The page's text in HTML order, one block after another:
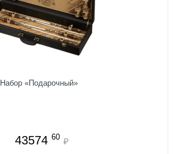
Набор «Подарочный»
43574 60 ₽